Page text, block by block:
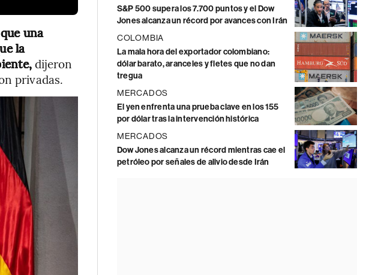
una
la
dijeron
privadas.
S&P 500 supera los 7.700 puntos y el Dow
Jones alcanza un récord por avances con Irán
COLOMBIA
La mala hora del exportador colombiano:
dólar barato, aranceles y fletes que no dan
tregua
MERCADOS
El yen enfrenta una prueba clave en los 155
por dólar tras la intervención histórica
MERCADOS
Dow Jones alcanza un récord mientras cae el
petróleo por señales de alivio desde Irán